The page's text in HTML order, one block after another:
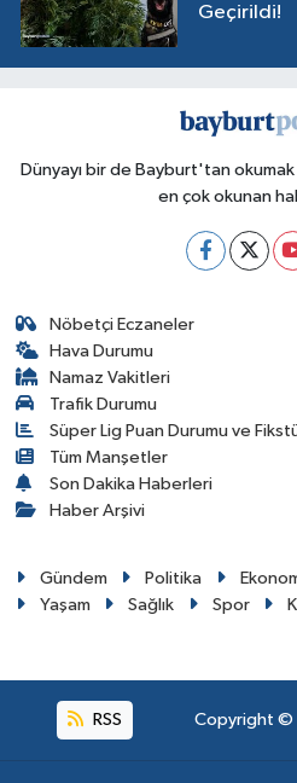
Geçirildi!
Dünyayı bir de Bayburt'tan
en çok okunan
Nöbetçi Eczaneler
Hava Durumu
Namaz Vakitleri
Trafik Durumu
Süper Lig Puan Durumu ve
Tüm Manşetler
Son Dakika Haberleri
Haber Arşivi
Gündem Politika
Yaşam
Sağlık Spor
RSS Copyright ©